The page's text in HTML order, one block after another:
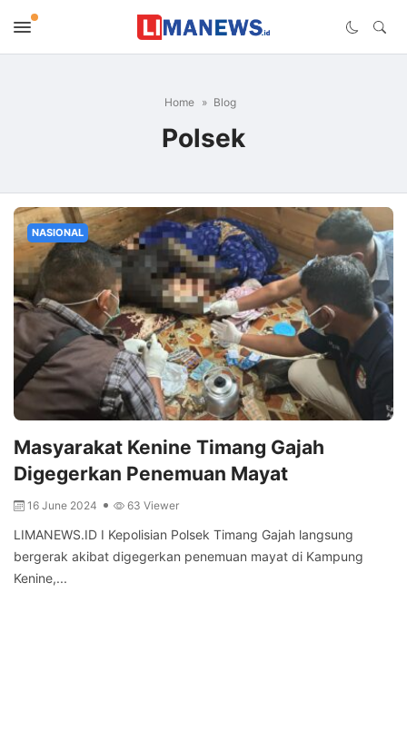
Home Blog
Polsek
NASIONAL
Masyarakat Kenine Timang Gajah
Digegerkan Penemuan Mayat
16 June 2024 63 Viewer
LIMANEWS.ID I Kepolisian Polsek Timang Gajah langsung
bergerak akibat digegerkan penemuan mayat di Kampung
Kenine,...